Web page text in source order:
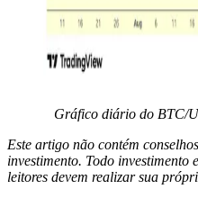
Gráfico diário do BTC/
Este artigo não contém
investimento. Todo investimento
leitores devem realizar sua